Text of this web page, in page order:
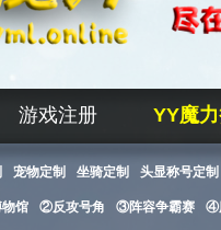
游戏注册 YY魔
宠物定制 坐骑定制 头显称号定制
馆 ②反攻号角 ③阵容争霸赛 ④